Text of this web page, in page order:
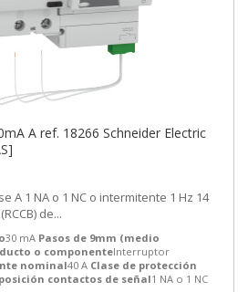
A ref. 18266 Schneider Electric
de...
30 mA Pasos de 9mm (medio
o componenteInterruptor
nominal40 A Clase de protección
contactos de señal1 NA o 1 NC